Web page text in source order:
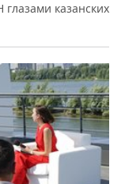
казанских